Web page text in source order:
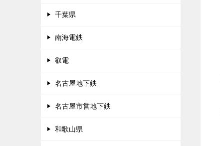
千葉県
南海電鉄
叡電
名古屋地下鉄
名古屋市営地下鉄
和歌山県